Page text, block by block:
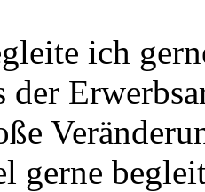
ich
der
gerne